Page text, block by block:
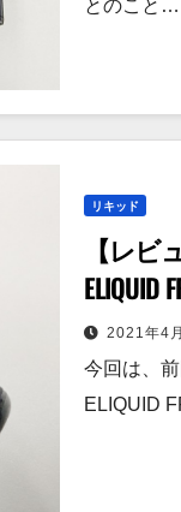
とのこと…
リキッド
【レビ
ELIQUID
のミン
2021年4
今回は、
ELIQUID